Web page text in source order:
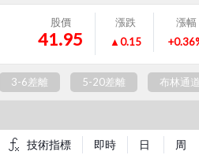
股價
41.95
漲跌
▲0.15
漲幅
3-6差離 5-20差離 布林通